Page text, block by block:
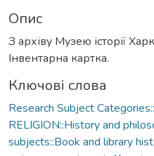
Опис
З архіву Музею історії
Інвентарна картка.
Ключові слова
Research Subject
RELIGION::History and
subjects::Book and library